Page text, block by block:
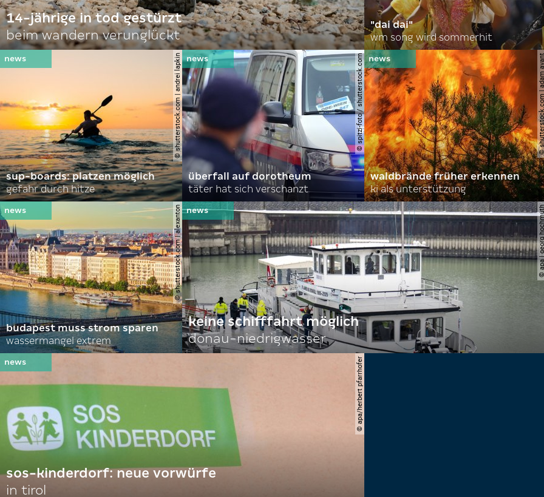
14-jährige in tod gestürzt
beim wandern verunglückt
"dai dai"
wm song wird sommerhit
© shutterstock.com | andrei lapkin
sup-boards: platzen möglich
gefahr durch hitze
© spitzi-foto / shutterstock.com
überfall auf dorotheum
täter hat sich verschanzt
©
waldbrände früher erkennen
ki als unterstützung
© shutterstock.com | alexanton
budapest muss strom sparen
wassermangel extrem
© apa |
keine schifffahrt möglich
donau-niedrigwasser
© apa/herbert pfarrhofer
sos-kinderdorf: neue vorwürfe
in tirol